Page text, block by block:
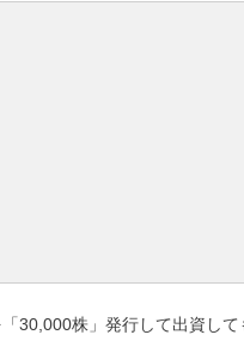
30,000株」発行して出資し